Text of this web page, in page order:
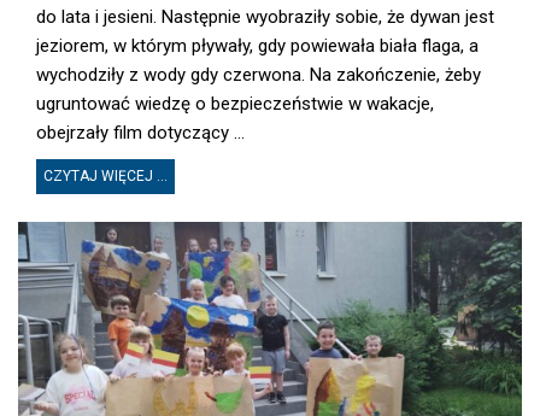
do lata i jesieni. Następnie wyobraziły sobie, że dywan jest
jeziorem, w którym pływały, gdy powiewała biała flaga, a
wychodziły z wody gdy czerwona. Na zakończenie, żeby
ugruntować wiedzę o bezpieczeństwie w wakacje,
obejrzały film dotyczący ...
CZYTAJ WIĘCEJ ...